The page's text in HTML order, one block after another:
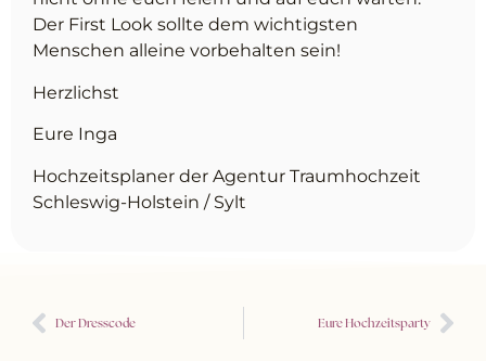
Der First Look sollte dem wichtigsten
Menschen alleine vorbehalten sein!
Herzlichst
Eure Inga
Hochzeitsplaner der Agentur Traumhochzeit
Schleswig-Holstein / Sylt
Der Dresscode Eure Hochzeitsparty